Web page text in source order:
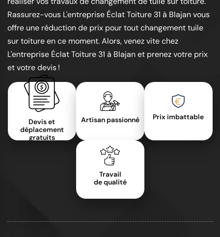
Rassurez-vous L'entreprise Éclat Toiture 31 à Blajan vous
offre une réduction de prix pour tout changement tuile
sur toiture en ce moment. Alors, venez vite chez
L'entreprise Éclat Toiture 31 à Blajan et prenez votre prix
et votre devis !
Devis et
déplacement
gratuits
Artisan passionné Prix imbattable
Travail
de qualité